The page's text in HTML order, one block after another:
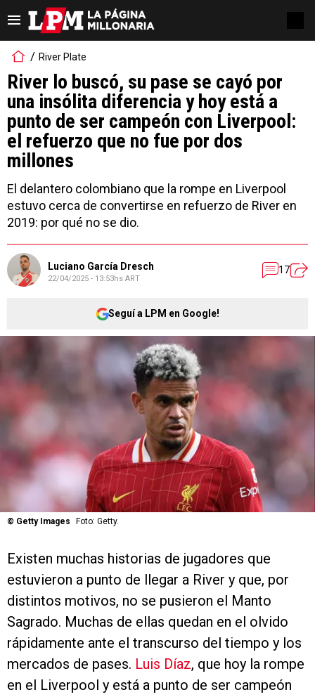
River Plate
River lo buscó, su pase se cayó por
una insólita diferencia y hoy está a
punto de ser campeón con Liverpool:
el refuerzo que no fue por dos
millones
El delantero colombiano que la rompe en Liverpool
estuvo cerca de convertirse en refuerzo de River en
2019: por qué no se dio.
Luciano García Dresch
22/04/2025 - 13:53hs ART
17
Seguí a LPM en Google!
© Getty Images Foto: Getty.
Existen muchas historias de jugadores que
estuvieron a punto de llegar a River y que, por
distintos motivos, no se pusieron el Manto
Sagrado. Muchas de ellas quedan en el olvido
rápidamente ante el transcurso del tiempo y los
mercados de pases. Luis Díaz, que hoy la rompe
en el Liverpool y está a punto de ser campeón